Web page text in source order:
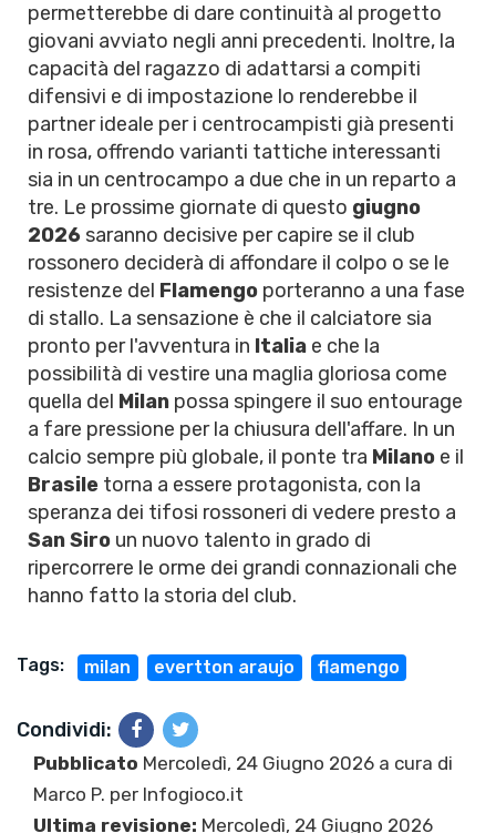
permetterebbe di dare continuità al progetto
giovani avviato negli anni precedenti. Inoltre, la
capacità del ragazzo di adattarsi a compiti
difensivi e di impostazione lo renderebbe il
partner ideale per i centrocampisti già presenti
in rosa, offrendo varianti tattiche interessanti
sia in un centrocampo a due che in un reparto a
tre. Le prossime giornate di questo giugno
2026 saranno decisive per capire se il club
rossonero deciderà di affondare il colpo o se le
resistenze del Flamengo porteranno a una fase
di stallo. La sensazione è che il calciatore sia
pronto per l'avventura in Italia e che la
possibilità di vestire una maglia gloriosa come
quella del Milan possa spingere il suo entourage
a fare pressione per la chiusura dell'affare. In un
calcio sempre più globale, il ponte tra Milano e il
Brasile torna a essere protagonista, con la
speranza dei tifosi rossoneri di vedere presto a
San Siro un nuovo talento in grado di
ripercorrere le orme dei grandi connazionali che
hanno fatto la storia del club.
Tags: milan evertton araujo flamengo
Condividi:
Pubblicato Mercoledì, 24 Giugno 2026 a cura di
Marco P. per Infogioco.it
Ultima revisione: Mercoledì, 24 Giugno 2026